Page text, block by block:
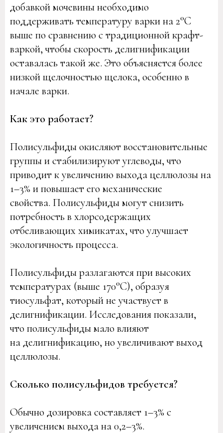
добавкой мочевины необходимо
поддерживать температуру варки на 2°C
выше по сравнению с традиционной крафт-
варкой, чтобы скорость делигнификации
оставалась такой же. Это объясняется более
низкой щелочностью щелока, особенно в
начале варки.
Как это работает?
Полисульфиды окисляют восстановительные
группы и стабилизируют углеводы, что
приводит к увеличению выхода целлюлозы на
1–3% и повышает его механические
свойства. Полисульфиды могут снизить
потребность в хлорсодержащих
отбеливающих химикатах, что улучшает
экологичность процесса.
Полисульфиды разлагаются при высоких
температурах (выше 170°C), образуя
тиосульфат, который не участвует в
делигнификации. Исследования показали,
что полисульфиды мало влияют
на делигнификацию, но увеличивают выход
целлюлозы.
Сколько полисульфидов требуется?
Обычно дозировка составляет 1–3% с
увеличением выхода на 0,2–3%.